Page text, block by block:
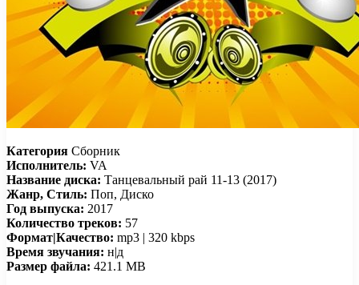
Категория Сборник
Исполнитель: VA
Название диска: Танцевальный рай 11-13 (2017)
Жанр, Стиль: Поп, Диско
Год выпуска: 2017
Количество треков: 57
Формат|Качество: mp3 | 320 kbps
Время звучания: н|д
Размер файла: 421.1 MB